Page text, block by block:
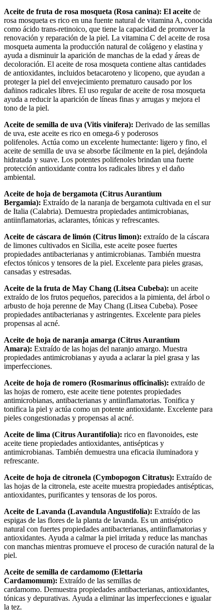
Aceite de fruta de rosa mosqueta (Rosa canina): El aceite de
rosa mosqueta es rico en una fuente natural de vitamina A, conocida
como ácido trans-retinoico, que tiene la capacidad de promover la
renovación y reparación de la piel. La vitamina C del aceite de rosa
mosqueta aumenta la producción natural de colágeno y elastina y
ayuda a disminuir la aparición de manchas de la edad y áreas de
decoloración. El aceite de rosa mosqueta contiene altas cantidades
de antioxidantes, incluidos betacaroteno y licopeno, que ayudan a
proteger la piel del envejecimiento prematuro causado por los
dañinos radicales libres. El uso regular de aceite de rosa mosqueta
ayuda a reducir la aparición de líneas finas y arrugas y mejora el
tono de la piel.
Aceite de semilla de uva (Vitis vinifera): Derivado de las semillas
de uva, este aceite es rico en omega-6 y poderosos
polifenoles. Actúa como un excelente humectante: ligero y fino, el
aceite de semilla de uva se absorbe fácilmente en la piel, dejándola
hidratada y suave. Los potentes polifenoles brindan una fuerte
protección antioxidante contra los radicales libres y el daño
ambiental.
Aceite de hoja de bergamota (Citrus Aurantium
Bergamia): Extraído de la naranja de bergamota cultivada en el sur
de Italia (Calabria). Demuestra propiedades antimicrobianas,
antiinflamatorias, aclarantes, tónicas y refrescantes.
Aceite de cáscara de limón (Citrus limon): extraído de la cáscara
de limones cultivados en Sicilia, este aceite posee fuertes
propiedades antibacterianas y antimicrobianas. También muestra
efectos tónicos y tensores de la piel. Excelente para pieles grasas,
cansadas y estresadas.
Aceite de la fruta de May Chang (Litsea Cubeba): un aceite
extraído de los frutos pequeños, parecidos a la pimienta, del árbol o
arbusto de hoja perenne de May Chang (Litsea Cubeba). Posee
propiedades antibacterianas y astringentes. Excelente para pieles
propensas al acné.
Aceite de hoja de naranja amarga (Citrus Aurantium
Amara): Extraído de las hojas del naranjo amargo. Muestra
propiedades antimicrobianas y ayuda a aclarar la piel grasa y las
imperfecciones.
Aceite de hoja de romero (Rosmarinus officinalis): extraído de
las hojas de romero, este aceite tiene potentes propiedades
antimicrobianas, antibacterianas y antiinflamatorias. Tonifica y
tonifica la piel y actúa como un potente antioxidante. Excelente para
pieles congestionadas y propensas al acné.
Aceite de lima (Citrus Aurantifolia): rico en flavonoides, este
aceite tiene propiedades antioxidantes, antisépticas y
antimicrobianas. También demuestra una eficacia iluminadora y
refrescante.
Aceite de hoja de citronela (Cymbopogon Citratus): Extraído de
las hojas de la citronela, este aceite muestra propiedades antisépticas,
antioxidantes, purificantes y tensoras de los poros.
Aceite de Lavanda (Lavandula Angustifolia): Extraído de las
espigas de las flores de la planta de lavanda. Es un antiséptico
natural con fuertes propiedades antibacterianas, antiinflamatorias y
antioxidantes. Ayuda a calmar la piel irritada y reduce las manchas
con manchas mientras promueve el proceso de curación natural de la
piel.
Aceite de semilla de cardamomo (Elettaria
Cardamomum): Extraído de las semillas de
cardamomo. Demuestra propiedades antibacterianas, antioxidantes,
tónicas y depurativas. Ayuda a eliminar las imperfecciones e igualar
la tez.